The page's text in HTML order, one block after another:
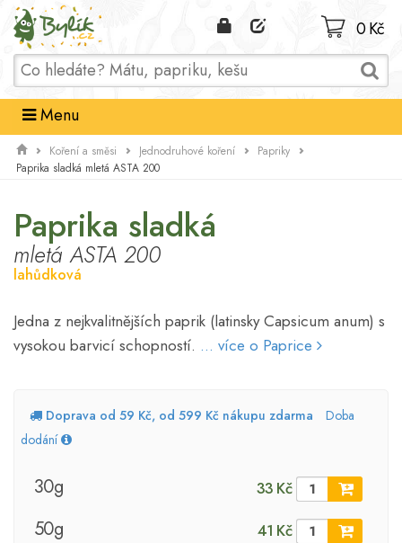
Domů
0 Kč
Menu
Koření a směsi Jednodruhové koření
Papriky
Paprika sladká mletá ASTA 200
Paprika sladká
mletá ASTA 200
lahůdková
Jedna z nejkvalitnějších paprik (latinsky Capsicum anum) s
vysokou barvicí schopností. ... více o Paprice
Doprava od 59 Kč, od 599 Kč nákupu zdarma
Doba
dodání
30g 33 Kč
50g 41 Kč